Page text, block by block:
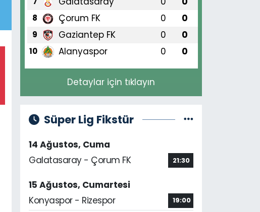
8 Çorum FK 0 0
9 Gaziantep FK 0 0
10 Alanyaspor 0 0
Detaylar için tıklayın
Süper Lig Fikstür
14 Ağustos, Cuma
Galatasaray - Çorum FK
21:30
15 Ağustos, Cumartesi
Konyaspor - Rizespor
19:00